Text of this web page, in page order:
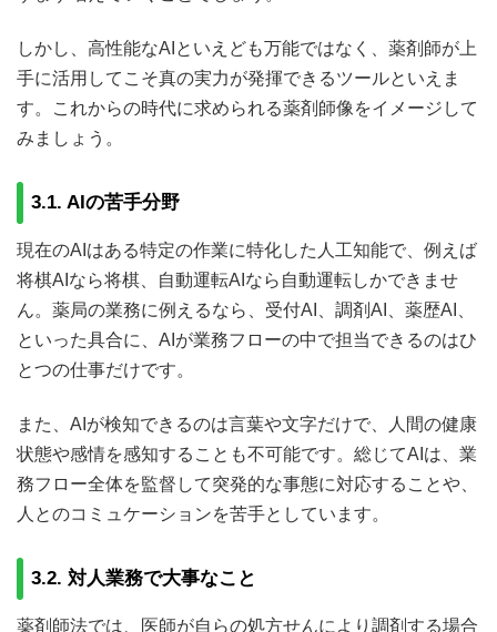
しかし、高性能なAIといえども万能ではなく、薬剤師が上
手に活用してこそ真の実力が発揮できるツールといえま
す。これからの時代に求められる薬剤師像をイメージして
みましょう。
3.1. AIの苦手分野
現在のAIはある特定の作業に特化した人工知能で、例えば
将棋AIなら将棋、自動運転AIなら自動運転しかできませ
ん。薬局の業務に例えるなら、受付AI、調剤AI、薬歴AI、
といった具合に、AIが業務フローの中で担当できるのはひ
とつの仕事だけです。
また、AIが検知できるのは言葉や文字だけで、人間の健康
状態や感情を感知することも不可能です。総じてAIは、業
務フロー全体を監督して突発的な事態に対応することや、
人とのコミュケーションを苦手としています。
3.2. 対人業務で大事なこと
薬剤師法では、医師が自らの処方せんにより調剤する場合